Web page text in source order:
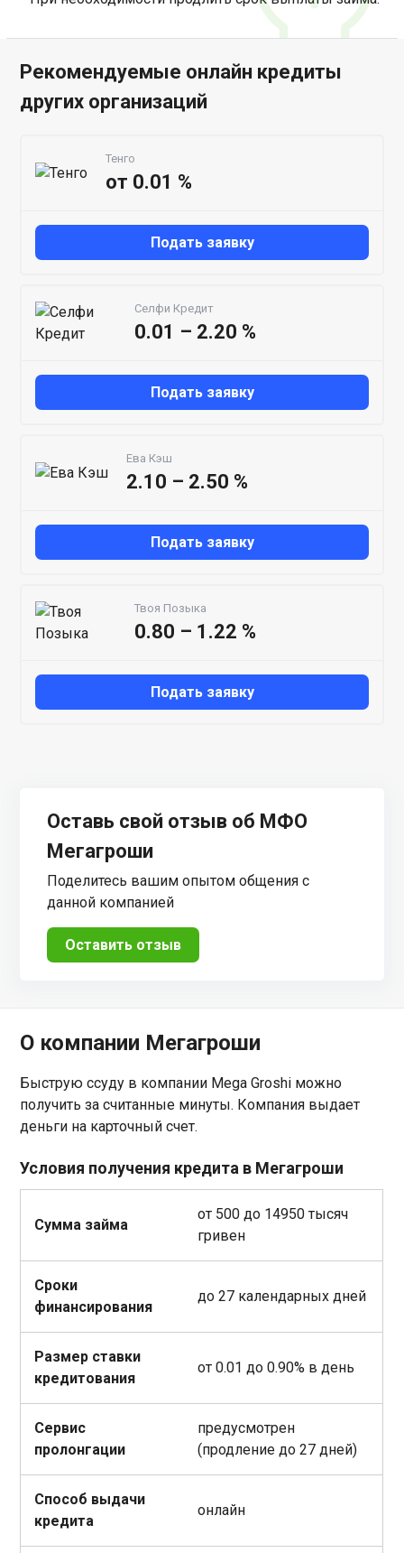
Рекомендуемые онлайн кредиты
других организаций
Тенго
от 0.01 %
Подать заявку
Селфи Кредит
0.01 – 2.20 %
Подать заявку
Ева Кэш
2.10 – 2.50 %
Подать заявку
Твоя Позыка
0.80 – 1.22 %
Подать заявку
Оставь свой отзыв об МФО
Мегагроши
Поделитесь вашим опытом общения с
данной компанией
Оставить отзыв
О компании Мегагроши
Быструю ссуду в компании Mega Groshi можно
получить за считанные минуты. Компания выдает
деньги на карточный счет.
Условия получения кредита в Мегагроши
Сумма займа
от 500 до 14950 тысяч
гривен
Сроки
финансирования
до 27 календарных дней
Размер ставки
кредитования
от 0.01 до 0.90% в день
Сервис
пролонгации
предусмотрен
(продление до 27 дней)
Способ выдачи
кредита
онлайн